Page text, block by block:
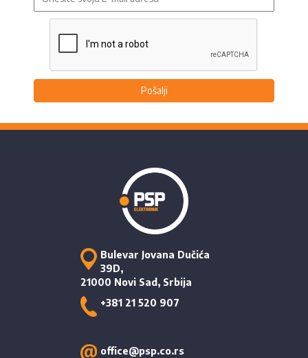
Pošalji
Bulevar Jovana Dučića
39D,
21000 Novi Sad, Srbija
+381 21 520 907
office@psp.co.rs